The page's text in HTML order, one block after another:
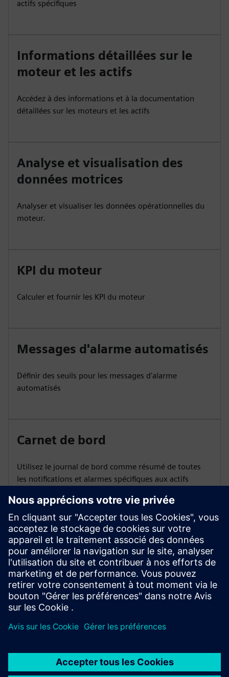
actifs spécifiques
Informations détaillées sur le
moteur et les actifs
Accédez à des informations et à la documentation
détaillées sur les moteurs et les actifs
Analyse et visualisation des
données motrices
Analyser et visualiser les données opérationnelles du
moteur.
KPI du moteur
Calculer et fournir les KPI du moteur
Messages d'alarme automatisés
Définir des seuils pour les messages d'alarme
automatisés
Carnet de bord
Utilisez le journal de bord comme résumé de toutes
les notifications et alarmes spécifiques aux actifs
Soutien lié aux actifs
Accédez au support et aux informations de contact liés
aux actifs